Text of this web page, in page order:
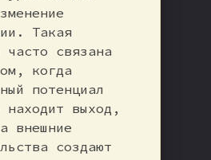
Такая
часто связана
когда
потенциал
находит выход,
внешние
создают